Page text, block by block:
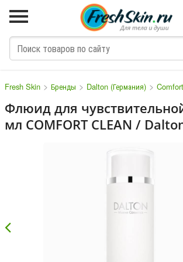
Fresh Skin > Бренды > Dalton (Германия) >
Флюид для
мл COMFORT CLEAN /